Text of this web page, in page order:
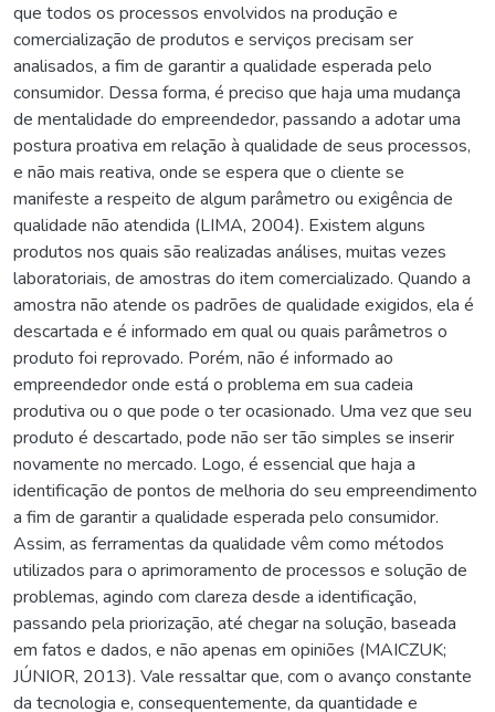
que todos os processos envolvidos na produção e
comercialização de produtos e serviços precisam ser
analisados, a fim de garantir a qualidade esperada pelo
consumidor. Dessa forma, é preciso que haja uma mudança
de mentalidade do empreendedor, passando a adotar uma
postura proativa em relação à qualidade de seus processos,
e não mais reativa, onde se espera que o cliente se
manifeste a respeito de algum parâmetro ou exigência de
qualidade não atendida (LIMA, 2004). Existem alguns
produtos nos quais são realizadas análises, muitas vezes
laboratoriais, de amostras do item comercializado. Quando a
amostra não atende os padrões de qualidade exigidos, ela é
descartada e é informado em qual ou quais parâmetros o
produto foi reprovado. Porém, não é informado ao
empreendedor onde está o problema em sua cadeia
produtiva ou o que pode o ter ocasionado. Uma vez que seu
produto é descartado, pode não ser tão simples se inserir
novamente no mercado. Logo, é essencial que haja a
identificação de pontos de melhoria do seu empreendimento
a fim de garantir a qualidade esperada pelo consumidor.
Assim, as ferramentas da qualidade vêm como métodos
utilizados para o aprimoramento de processos e solução de
problemas, agindo com clareza desde a identificação,
passando pela priorização, até chegar na solução, baseada
em fatos e dados, e não apenas em opiniões (MAICZUK;
JÚNIOR, 2013). Vale ressaltar que, com o avanço constante
da tecnologia e, consequentemente, da quantidade e